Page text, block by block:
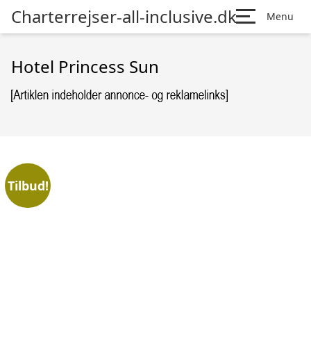
Charterrejser-all-inclusive.dk Menu
Hotel Princess Sun
Tilbud!